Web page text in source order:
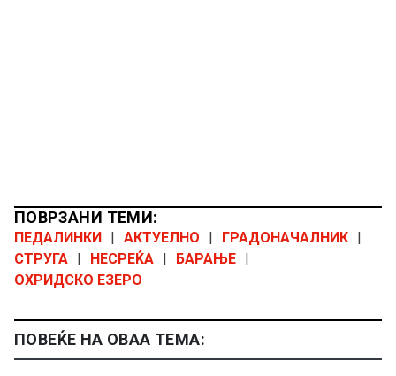
ПОВРЗАНИ ТЕМИ:
ПЕДАЛИНКИ | АКТУЕЛНО | ГРАДОНАЧАЛНИК |
СТРУГА | НЕСРЕЌА | БАРАЊЕ |
ОХРИДСКО ЕЗЕРО
ПОВЕЌЕ НА ОВАА ТЕМА: